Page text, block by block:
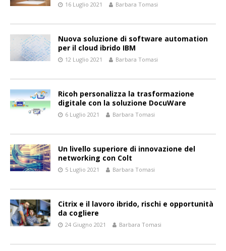
16 Luglio 2021 Barbara Tomasi
Nuova soluzione di software automation
per il cloud ibrido IBM
12 Luglio 2021 Barbara Tomasi
Ricoh personalizza la trasformazione
digitale con la soluzione DocuWare
6 Luglio 2021 Barbara Tomasi
Un livello superiore di innovazione del
networking con Colt
5 Luglio 2021 Barbara Tomasi
Citrix e il lavoro ibrido, rischi e opportunità
da cogliere
24 Giugno 2021 Barbara Tomasi